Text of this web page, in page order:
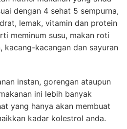
dengan 4 sehat 5 sempurna,
lemak, vitamin dan protein
meminum susu, makan roti
kacang-kacangan dan sayuran
instan, gorengan ataupun
ini lebih banyak
yang hanya akan membuat
kadar kolestrol anda.